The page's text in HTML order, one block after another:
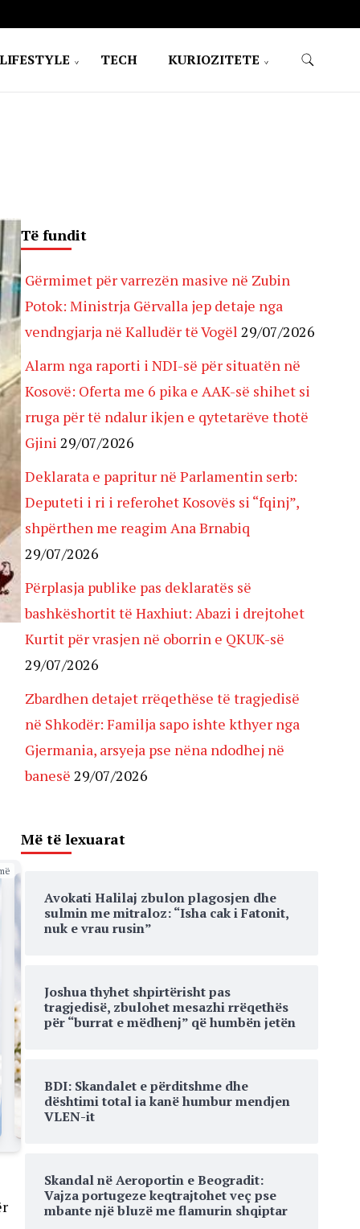
LIFESTYLE TECH KURIOZITETE
Të fundit
Gërmimet për varrezën masive në Zubin
Potok: Ministrja Gërvalla jep detaje nga
vendngjarja në Kalludër të Vogël 29/07/2026
Alarm nga raporti i NDI-së për situatën në
Kosovë: Oferta me 6 pika e AAK-së shihet si
rruga për të ndalur ikjen e qytetarëve thotë
Gjini 29/07/2026
Deklarata e papritur në Parlamentin serb:
Deputeti i ri i referohet Kosovës si “fqinj”,
shpërthen me reagim Ana Brnabiq
29/07/2026
Përplasja publike pas deklaratës së
bashkëshortit të Haxhiut: Abazi i drejtohet
Kurtit për vrasjen në oborrin e QKUK-së
29/07/2026
Zbardhen detajet rrëqethëse të tragjedisë
në Shkodër: Familja sapo ishte kthyer nga
Gjermania, arsyeja pse nëna ndodhej në
banesë 29/07/2026
Më të lexuarat
Avokati Halilaj zbulon plagosjen dhe
sulmin me mitraloz: “Isha cak i Fatonit,
nuk e vrau rusin”
Joshua thyhet shpirtërisht pas
tragjedisë, zbulohet mesazhi rrëqethës
për “burrat e mëdhenj” që humbën jetën
BDI: Skandalet e përditshme dhe
dështimi total ia kanë humbur mendjen
VLEN-it
Skandal në Aeroportin e Beogradit:
Vajza portugeze keqtrajtohet veç pse
mbante një bluzë me flamurin shqiptar